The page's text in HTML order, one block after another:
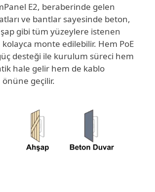
E2, beraberinde gelen
ve bantlar sayesinde beton,
gibi tüm yüzeylere istenen
kolayca monte edilebilir. Hem PoE
desteği ile kurulum süreci hem
hale gelir hem de kablo
önüne geçilir.